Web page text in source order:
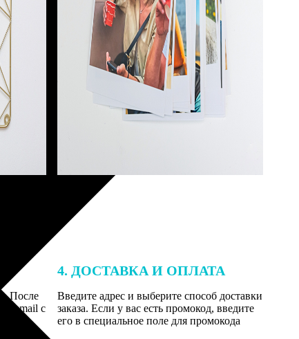
После
email с
заказ
4. ДОСТАВКА И ОПЛАТА
Введите адрес и выберите способ доставки
заказа. Если у вас есть промокод, введите
его в специальное поле для промокода